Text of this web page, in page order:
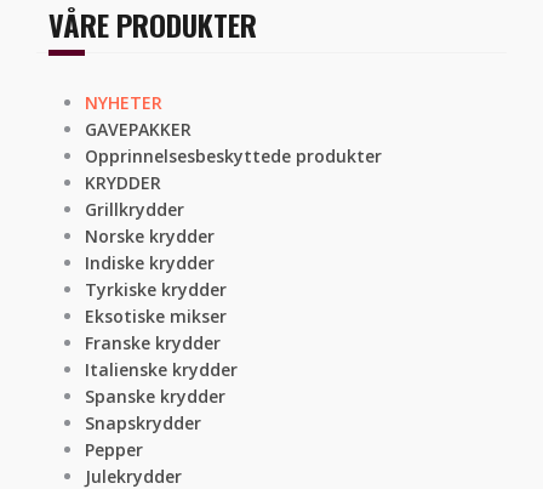
VÅRE PRODUKTER
NYHETER
GAVEPAKKER
Opprinnelsesbeskyttede produkter
KRYDDER
Grillkrydder
Norske krydder
Indiske krydder
Tyrkiske krydder
Eksotiske mikser
Franske krydder
Italienske krydder
Spanske krydder
Snapskrydder
Pepper
Julekrydder